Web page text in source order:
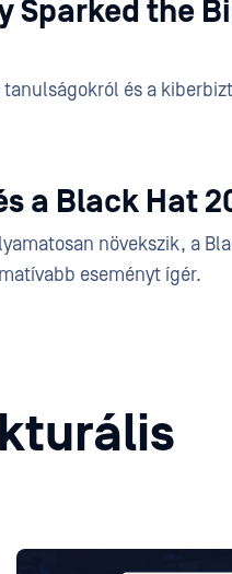
Sparked the
és a
a Black Hat
növekszik, a
eseményt ígér.